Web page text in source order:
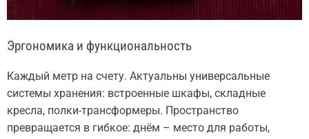
Эргономика и функциональность
Каждый метр на счету. Актуальны универсальные
системы хранения: встроенные шкафы, складные
кресла, полки-трансформеры. Пространство
превращается в гибкое: днём – место для работы,